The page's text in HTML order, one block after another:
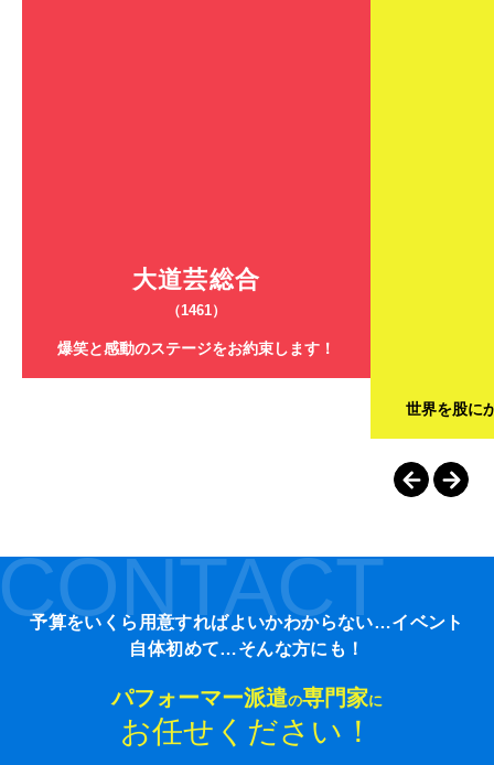
大道芸総合
（1461）
爆笑と感動のステージをお約束します！
世界を股に
予算をいくら用意すればよいかわからない…イベント
自体初めて…そんな方にも！
パフォーマー派遣の専門家に
お任せください！